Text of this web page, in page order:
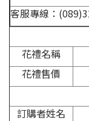
客服專線：
花禮名稱
花禮售價
訂購者姓名